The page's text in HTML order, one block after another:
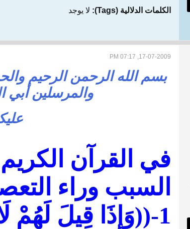
الكلمات الدلالية (Tags): لا يوجد
17-07-2009, 07:17 PM
بسم الله الرحمن الرحيم
والمرسلين أبي
في القرآن
السبب وراء
1-((وَإِذَا قِيلَ لَهُمْ